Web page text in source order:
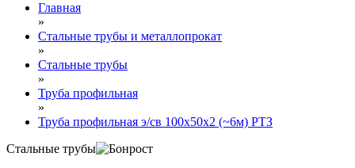
Главная
»
Стальные трубы и металлопрокат
»
Стальные трубы
»
Труба профильная
»
Труба профильная э/св 100х50х2 (~6м) РТЗ
Стальные трубы